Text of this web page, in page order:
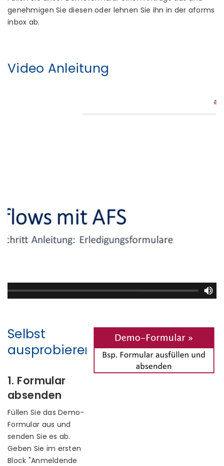
genehmigen Sie diesen oder lehnen Sie ihn in der aforms
inbox ab.
Video Anleitung
Selbst
ausprobieren
1. Formular
absenden
Füllen Sie das Demo-
Formular aus und
senden Sie es ab.
Geben Sie im ersten
Block "Anmeldende